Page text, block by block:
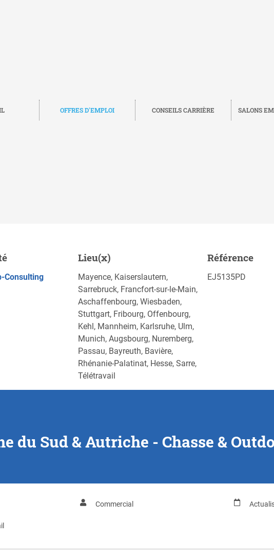
OFFRES D'EMPLOI CONSEILS CARRIÈRE SALONS
POSTULEZ MAINTENANT Sauvegarder
Consulting
Lieu(x)
Mayence, Kaiserslautern,
Sarrebruck, Francfort-sur-le-Main,
Aschaffenbourg, Wiesbaden,
Stuttgart, Fribourg, Offenbourg,
Kehl, Mannheim, Karlsruhe, Ulm,
Munich, Augsbourg, Nuremberg,
Passau, Bayreuth, Bavière,
Rhénanie-Palatinat, Hesse, Sarre,
Télétravail
Référence
EJ5135PD
du Sud & Autriche - Chasse &
Commercial